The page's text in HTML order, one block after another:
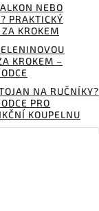
NEBO
PRAKTICKÝ
ZA KROKEM
KROKEM –
NA RUČNÍKY?
PRO
KOUPELNU